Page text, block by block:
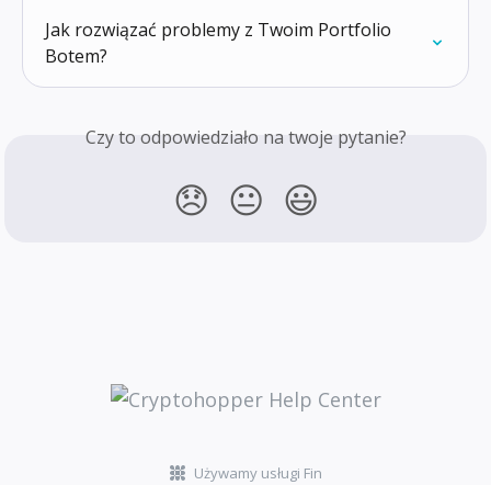
Jak rozwiązać problemy z Twoim Portfolio
Botem?
Czy to odpowiedziało na twoje pytanie?
😞 😐 😃
Używamy usługi Fin